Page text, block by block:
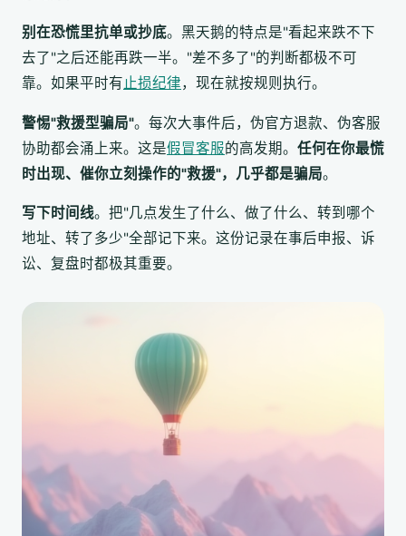
别在恐慌里抗单或抄底。黑天鹅的特点是"看起来跌不下
去了"之后还能再跌一半。"差不多了"的判断都极不可
靠。如果平时有止损纪律，现在就按规则执行。
警惕"救援型骗局"。每次大事件后，伪官方退款、伪客服
协助都会涌上来。这是假冒客服的高发期。 任何在你最慌
时出现、催你立刻操作的"救援"，几乎都是骗局。
写下时间线。把"几点发生了什么、做了什么、转到哪个
地址、转了多少"全部记下来。这份记录在事后申报、诉
讼、复盘时都极其重要。